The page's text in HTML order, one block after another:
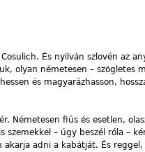
És nyilván szlovén az
olyan németesen – szögletes
és magyarázhasson,
Németesen fiús és esetlen,
szemekkel – úgy beszél róla –
adni a kabátját. És